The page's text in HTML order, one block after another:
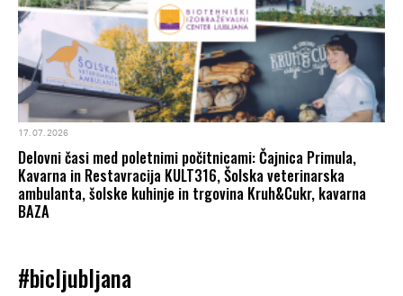
17. 07. 2026
Delovni časi med poletnimi počitnicami: Čajnica Primula,
Kavarna in Restavracija KULT316, Šolska veterinarska
ambulanta, šolske kuhinje in trgovina Kruh&Cukr, kavarna
BAZA
#bicljubljana